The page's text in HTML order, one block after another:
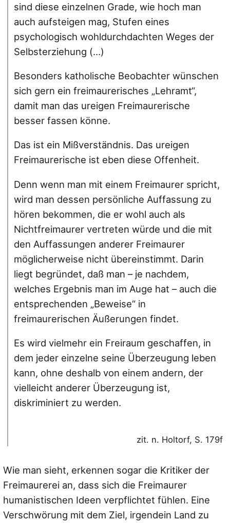
sind diese einzelnen Grade, wie hoch man
auch aufsteigen mag, Stufen eines
psychologisch wohldurchdachten Weges der
Selbsterziehung (…)
Besonders katholische Beobachter wünschen
sich gern ein freimaurerisches „Lehramt“,
damit man das ureigen Freimaurerische
besser fassen könne.
Das ist ein Mißverständnis. Das ureigen
Freimaurerische ist eben diese Offenheit.
Denn wenn man mit einem Freimaurer spricht,
wird man dessen persönliche Auffassung zu
hören bekommen, die er wohl auch als
Nichtfreimaurer vertreten würde und die mit
den Auffassungen anderer Freimaurer
möglicherweise nicht übereinstimmt. Darin
liegt begründet, daß man – je nachdem,
welches Ergebnis man im Auge hat – auch die
entsprechenden „Beweise“ in
freimaurerischen Äußerungen findet.
Es wird vielmehr ein Freiraum geschaffen, in
dem jeder einzelne seine Überzeugung leben
kann, ohne deshalb von einem andern, der
vielleicht anderer Überzeugung ist,
diskriminiert zu werden.
zit. n. Holtorf, S. 179f
Wie man sieht, erkennen sogar die Kritiker der
Freimaurerei an, dass sich die Freimaurer
humanistischen Ideen verpflichtet fühlen. Eine
Verschwörung mit dem Ziel, irgendein Land zu